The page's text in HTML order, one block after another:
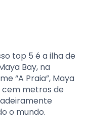
top 5 é a ilha de
Bay, na
“A Praia”, Maya
cem metros de
o mundo.